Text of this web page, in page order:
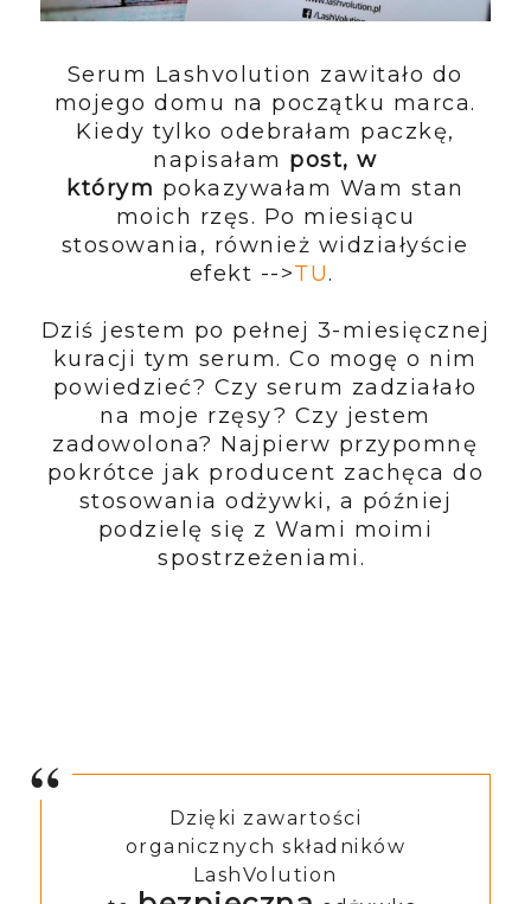
Serum Lashvolution zawitało do
mojego domu na początku marca.
Kiedy tylko odebrałam paczkę,
napisałam post, w
którym pokazywałam Wam stan
moich rzęs. Po miesiącu
stosowania, również widziałyście
efekt -->TU.
Dziś jestem po pełnej 3-miesięcznej
kuracji tym serum. Co mogę o nim
powiedzieć? Czy serum zadziałało
na moje rzęsy? Czy jestem
zadowolona? Najpierw przypomnę
pokrótce jak producent zachęca do
stosowania odżywki, a później
podzielę się z Wami moimi
spostrzeżeniami.
Dzięki zawartości
organicznych składników
LashVolution